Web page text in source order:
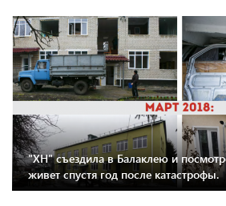
"ХН" съездила в Балаклею и
живет спустя год после катастрофы.